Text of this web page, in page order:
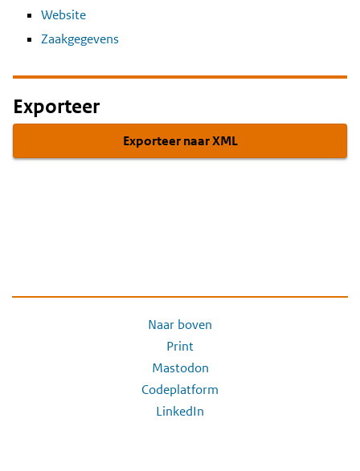
Website
Zaakgegevens
Exporteer
Exporteer naar XML
Naar boven
Print
Mastodon
Codeplatform
LinkedIn